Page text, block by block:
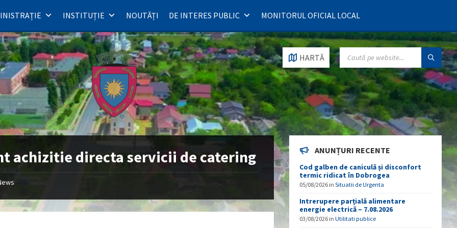
INSTITUȚIE NOUTĂȚI DE INTERES PUBLIC MONITORUL OFICIAL LOCAL
HARTĂ
SEARCH:
achizitie directa servicii de catering ANUNȚURI RECENTE
Cod galben de caniculă și disconfort
termic ridicat în Dobrogea
05/08/2026 inSituatii de Urgenta
Intrerupere parțială alimentare
energie electrică – 7.08.2026
03/08/2026 inUtilitati publice